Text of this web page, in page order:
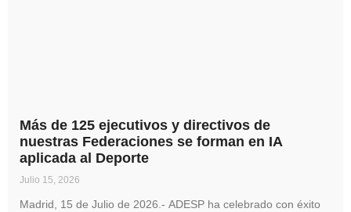
Más de 125 ejecutivos y directivos de
nuestras Federaciones se forman en IA
aplicada al Deporte
Julio 15, 2026
Madrid, 15 de Julio de 2026.- ADESP ha celebrado con éxito